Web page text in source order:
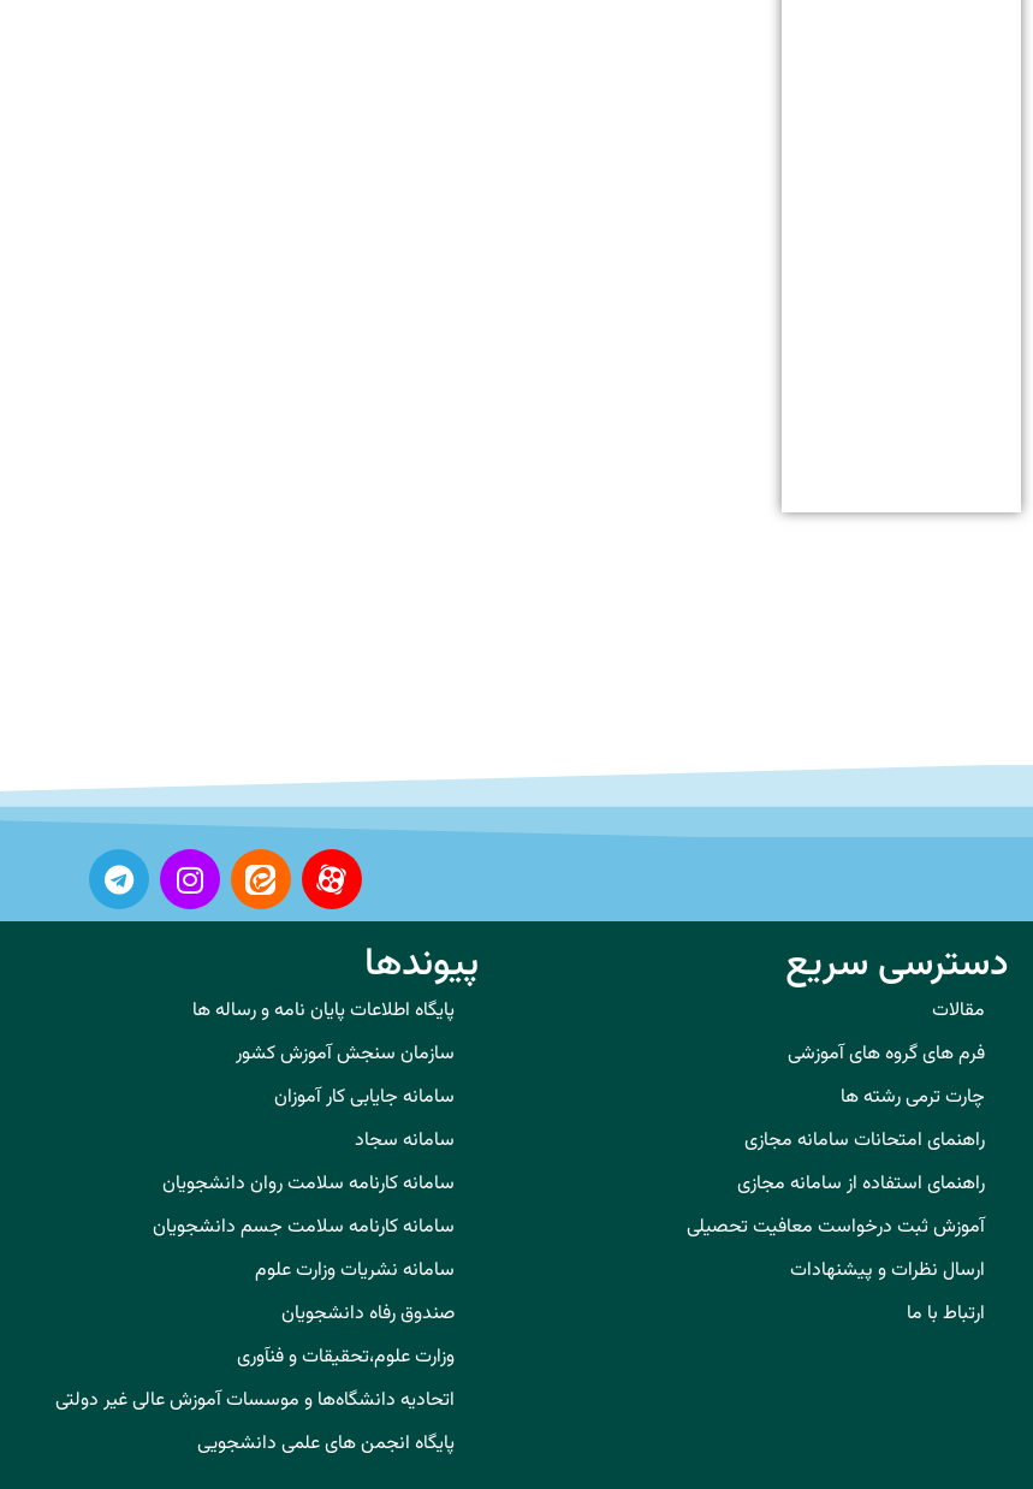
دسترسی سریع
مقالات
فرم های گروه های آموزشی
چارت ترمی رشته ها
راهنمای امتحانات سامانه مجازی
راهنمای استفاده از سامانه مجازی
آموزش ثبت درخواست معافیت تحصیلی
ارسال نظرات و پیشنهادات
ارتباط با ما
پیوندها
پایگاه اطلاعات پایان نامه و رساله ها
سازمان سنجش آموزش کشور
سامانه جایابی کار آموزان
سامانه سجاد
سامانه کارنامه سلامت روان دانشجویان
سامانه کارنامه سلامت جسم دانشجویان
سامانه نشریات وزارت علوم
صندوق رفاه دانشجویان
وزارت علوم،تحقیقات و فنآوری
اتحادیه دانشگاه‌ها و موسسات آموزش عالی غیر دولتی
پایگاه انجمن های علمی دانشجویی